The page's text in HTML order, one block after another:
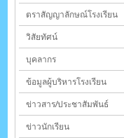
ตราสัญญาลักษณ์โรงเรียน
วิสัยทัศน์
บุคลากร
ข้อมูลผู้บริหารโรงเรียน
ข่าวสาร/ประชาสัมพันธ์
ข่าวนักเรียน